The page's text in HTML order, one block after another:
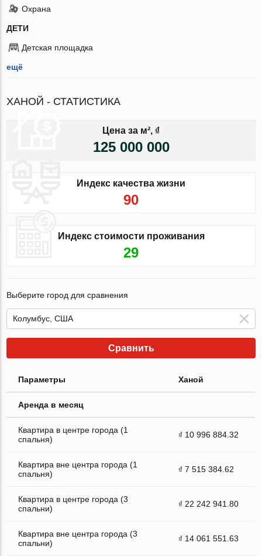
Охрана
ДЕТИ
Детская площадка
ещё
ХАНОЙ - СТАТИСТИКА
Цена за м², ₫
125 000 000
Индекс качества жизни
90
Индекс стоимости проживания
29
Выберите город для сравнения
Сравнить
Параметры Ханой
Аренда в месяц
Квартира в центре города (1
спальня)
₫ 10 996 884.32
Квартира вне центра города (1
спальня)
₫ 7 515 384.62
Квартира в центре города (3
спальни)
₫ 22 242 941.80
Квартира вне центра города (3
спальни)
₫ 14 061 551.63